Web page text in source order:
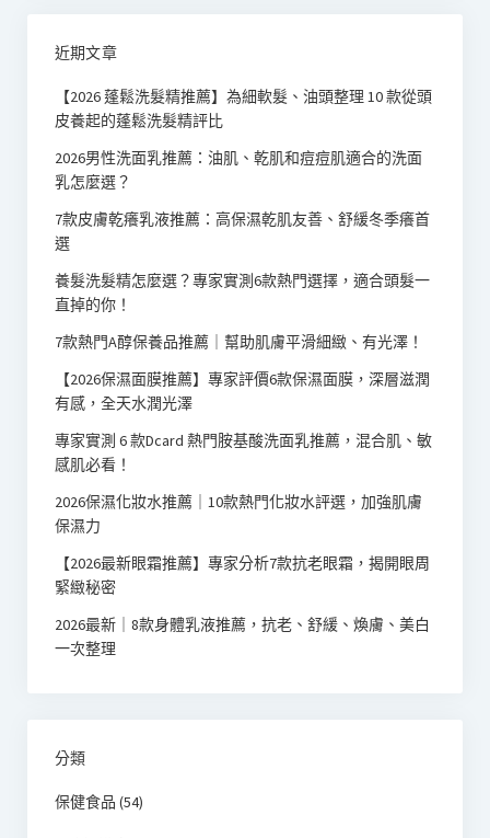
近期文章
【2026 蓬鬆洗髮精推薦】為細軟髮、油頭整理 10 款從頭
皮養起的蓬鬆洗髮精評比
2026男性洗面乳推薦：油肌、乾肌和痘痘肌適合的洗面
乳怎麼選？
7款皮膚乾癢乳液推薦：高保濕乾肌友善、舒緩冬季癢首
選
養髮洗髮精怎麼選？專家實測6款熱門選擇，適合頭髮一
直掉的你！
7款熱門A醇保養品推薦｜幫助肌膚平滑細緻、有光澤！
【2026保濕面膜推薦】專家評價6款保濕面膜，深層滋潤
有感，全天水潤光澤
專家實測 6 款Dcard 熱門胺基酸洗面乳推薦，混合肌、敏
感肌必看！
2026保濕化妝水推薦｜10款熱門化妝水評選，加強肌膚
保濕力
【2026最新眼霜推薦】專家分析7款抗老眼霜，揭開眼周
緊緻秘密
2026最新｜8款身體乳液推薦，抗老、舒緩、煥膚、美白
一次整理
分類
保健食品 (54)